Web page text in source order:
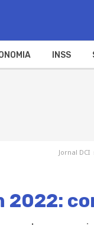
INSS
Jornal DCI
2022: